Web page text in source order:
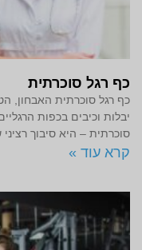
כף רגל סוכרתית
כף רגל סוכרתית האבחון,
יבלות וכיבים בכפות
סוכרתית – היא סיבוך
קרא עוד »